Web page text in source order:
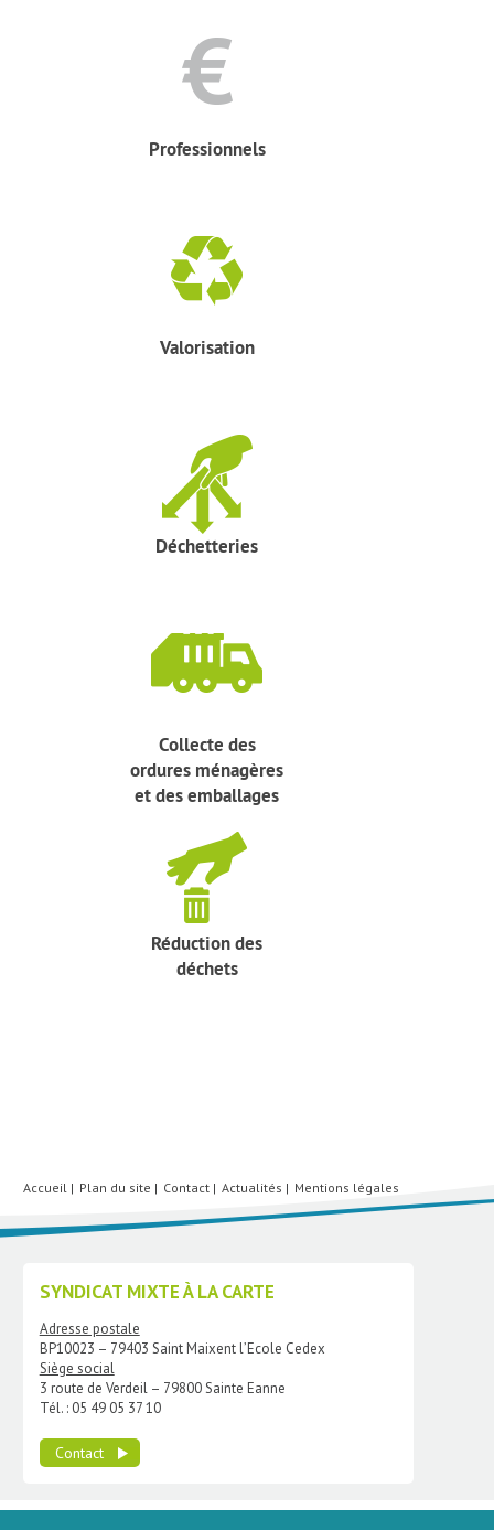
Professionnels
Valorisation
Déchetteries
Collecte des
ordures ménagères
et des emballages
Réduction des
déchets
Accueil Plan du site Contact Actualités Mentions légales
SYNDICAT MIXTE À LA CARTE
Adresse postale
BP10023 – 79403 Saint Maixent l’Ecole Cedex
Siège social
3 route de Verdeil – 79800 Sainte Eanne
Tél. : 05 49 05 37 10
Contact